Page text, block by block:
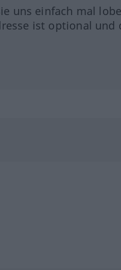
uns einfach mal
ist optional und